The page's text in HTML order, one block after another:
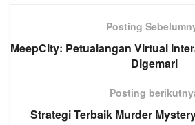
Posting
MeepCity: Petualangan Virtual
Digemari
Posting
Strategi Terbaik Murder